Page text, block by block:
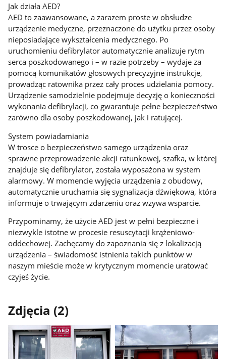
Jak działa AED?
AED to zaawansowane, a zarazem proste w obsłudze
urządzenie medyczne, przeznaczone do użytku przez osoby
nieposiadające wykształcenia medycznego. Po
uruchomieniu defibrylator automatycznie analizuje rytm
serca poszkodowanego i – w razie potrzeby – wydaje za
pomocą komunikatów głosowych precyzyjne instrukcje,
prowadząc ratownika przez cały proces udzielania pomocy.
Urządzenie samodzielnie podejmuje decyzję o konieczności
wykonania defibrylacji, co gwarantuje pełne bezpieczeństwo
zarówno dla osoby poszkodowanej, jak i ratującej.
System powiadamiania
W trosce o bezpieczeństwo samego urządzenia oraz
sprawne przeprowadzenie akcji ratunkowej, szafka, w której
znajduje się defibrylator, została wyposażona w system
alarmowy. W momencie wyjęcia urządzenia z obudowy,
automatycznie uruchamia się sygnalizacja dźwiękowa, która
informuje o trwającym zdarzeniu oraz wzywa wsparcie.
Przypominamy, że użycie AED jest w pełni bezpieczne i
niezwykle istotne w procesie resuscytacji krążeniowo-
oddechowej. Zachęcamy do zapoznania się z lokalizacją
urządzenia – świadomość istnienia takich punktów w
naszym mieście może w krytycznym momencie uratować
czyjeś życie.
Zdjęcia (2)